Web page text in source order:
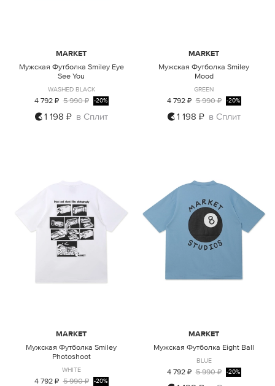
L
MARKET
Мужская Футболка Smiley Eye
See You
WASHED BLACK
4 792 ₽ 5 990 ₽ -20%
1 198 ₽ в Сплит M L
MARKET
Мужская Футболка Smiley
Mood
GREEN
4 792 ₽ 5 990 ₽ -20%
1 198 ₽ в Сплит
MARKET
Мужская Футболка Smiley
Photoshoot
WHITE
4 792 ₽ 5 990 ₽ -20%
MARKET
Мужская Футболка Eight Ball
BLUE
4 792 ₽ 5 990 ₽ -20%